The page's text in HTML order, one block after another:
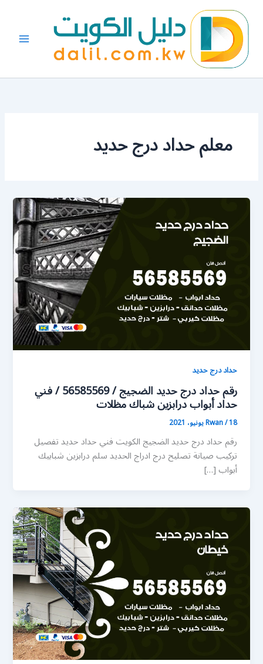
المحتوى
معلم حداد درج حديد
حداد درج حديد
رقم حداد درج حديد الضجيج / 56585569 / فني
حداد أبواب درابزين شباك مظلات
Rwan/18 يونيو، 2021
رقم حداد درج حديد الضجيج الكويت فني حداد حديد تفصيل
تركيب صيانة تصليح درج ادراج الحديد سلم درابزين شبابيك
أبواب […]